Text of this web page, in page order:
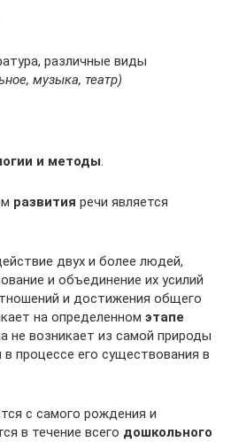
различные виды
музыка, театр)
и методы.
развития речи является
двух и более людей,
и объединение их усилий
и достижения общего
на определенном этапе
не возникает из самой природы
процессе его существования в
с самого рождения и
в течение всего дошкольного